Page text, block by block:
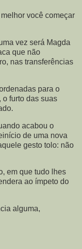
você começar
vez será Magda
que não
nas transferências
para o
o furto das suas
acabou o
de uma nova
gesto tolo: não
em que tudo lhes
ao ímpeto do
alguma,